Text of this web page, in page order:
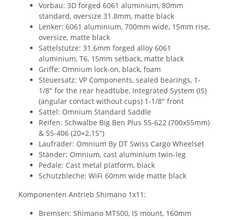
Vorbau: 3D forged 6061 aluminium, 80mm
standard, oversize 31.8mm, matte black
Lenker: 6061 aluminium, 700mm wide, 15mm rise,
oversize, matte black
Sattelstütze: 31.6mm forged alloy 6061
aluminium, T6, 15mm setback, matte black
Griffe: Omnium lock-on, black, foam
Steuersatz: VP Components, sealed bearings, 1-
1/8" for the rear headtube, Integrated System (IS)
(angular contact without cups) 1-1/8" front
Sattel: Omnium Standard Saddle
Reifen: Schwalbe Big Ben Plus 55-622 (700x55mm)
& 55-406 (20×2.15")
Laufräder: Omnium By DT Swiss Cargo Wheelset
Ständer: Omnium, cast aluminium twin-leg
Pedale: Cast metal platform, black
Schutzbleche: WiFi 60mm wide matte black
Komponenten Antrieb Shimano 1x11:
Bremsen: Shimano MT500, IS mount, 160mm